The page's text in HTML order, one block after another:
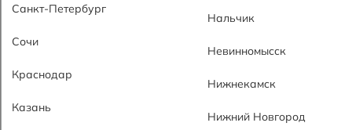
Санкт-Петербург
Сочи
Краснодар
Казань
Нальчик
Невинномысск
Нижнекамск
Нижний Новгород